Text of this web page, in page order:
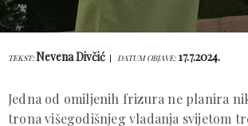
TEKST:Nevena Divčić DATUM OBJAVE: 17.7.2024.
Jedna od omiljenih frizura ne planira
trona višegodišnjeg vladanja svijetom